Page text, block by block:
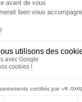
JE DÉCOUVRE LE GROUPE